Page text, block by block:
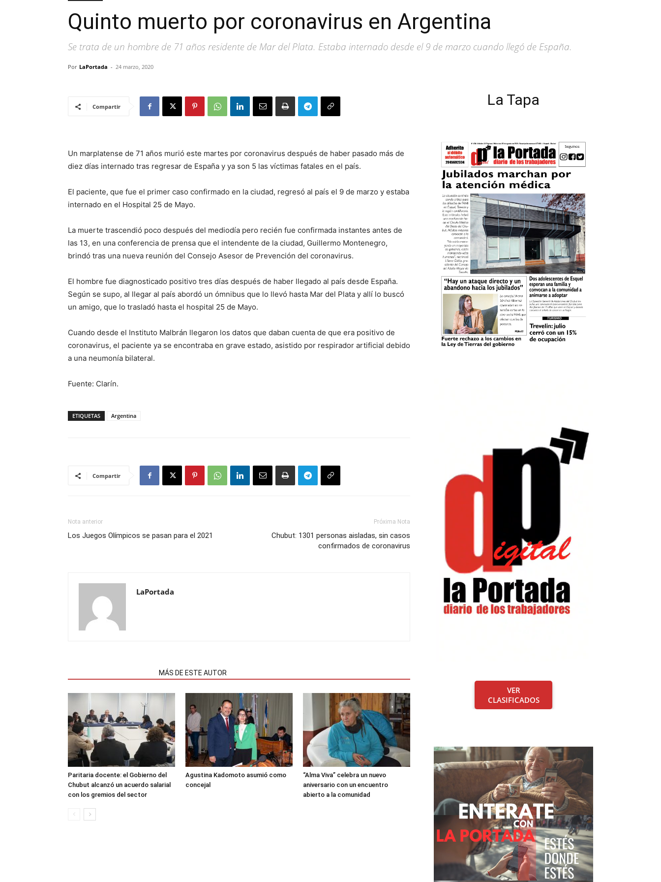
Quinto muerto por coronavirus en Argentina
Se trata de un hombre de 71 años residente de Mar del Plata. Estaba internado desde el 9 de marzo cuando llegó de España.
Por LaPortada - 24 marzo, 2020
Compartir
Un marplatense de 71 años murió este martes por coronavirus​ después de haber pasado más de
diez días internado tras regresar de España y ya son 5 las víctimas fatales en el país.
El paciente, que fue el primer caso confirmado en la ciudad, regresó al país el 9 de marzo y estaba
internado en el Hospital 25 de Mayo.
La muerte trascendió poco después del mediodía pero recién fue confirmada instantes antes de
las 13, en una conferencia de prensa que el intendente de la ciudad, Guillermo Montenegro,
brindó tras una nueva reunión del Consejo Asesor de Prevención del coronavirus.
El hombre fue diagnosticado positivo tres días después de haber llegado al país desde España.
Según se supo, al llegar al país abordó un ómnibus que lo llevó hasta Mar del Plata y allí lo buscó
un amigo, que lo trasladó hasta el hospital 25 de Mayo.
Cuando desde el Instituto Malbrán llegaron los datos que daban cuenta de que era positivo de
coronavirus, el paciente ya se encontraba en grave estado, asistido por respirador artificial debido
a una neumonía bilateral.
Fuente: Clarín.
ETIQUETAS Argentina
Compartir
Nota anterior
Los Juegos Olímpicos se pasan para el 2021
Próxima Nota
Chubut: 1301 personas aisladas, sin casos
confirmados de coronavirus
LaPortada
MÁS DE ESTE AUTOR
Paritaria docente: el Gobierno del
Chubut alcanzó un acuerdo salarial
con los gremios del sector
Agustina Kadomoto asumió como
concejal
“Alma Viva” celebra un nuevo
aniversario con un encuentro
abierto a la comunidad
La Tapa
VER
CLASIFICADOS